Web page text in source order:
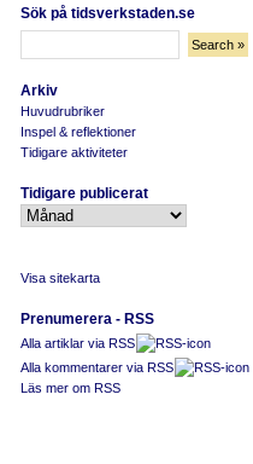
Sök på tidsverkstaden.se
Arkiv
Huvudrubriker
Inspel & reflektioner
Tidigare aktiviteter
Tidigare publicerat
Visa sitekarta
Prenumerera - RSS
Alla artiklar via RSS
Alla kommentarer via RSS
Läs mer om RSS